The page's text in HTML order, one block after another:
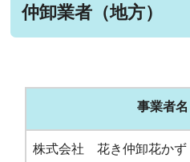
仲卸業者（地方）
事業者名
株式会社 花き仲卸花かず